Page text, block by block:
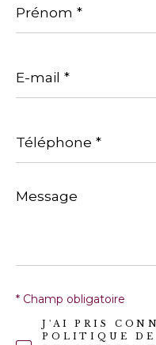
*
mail
*
*
Message
*
J'AI PRIS
POLITIQUE
* Champ obligatoire